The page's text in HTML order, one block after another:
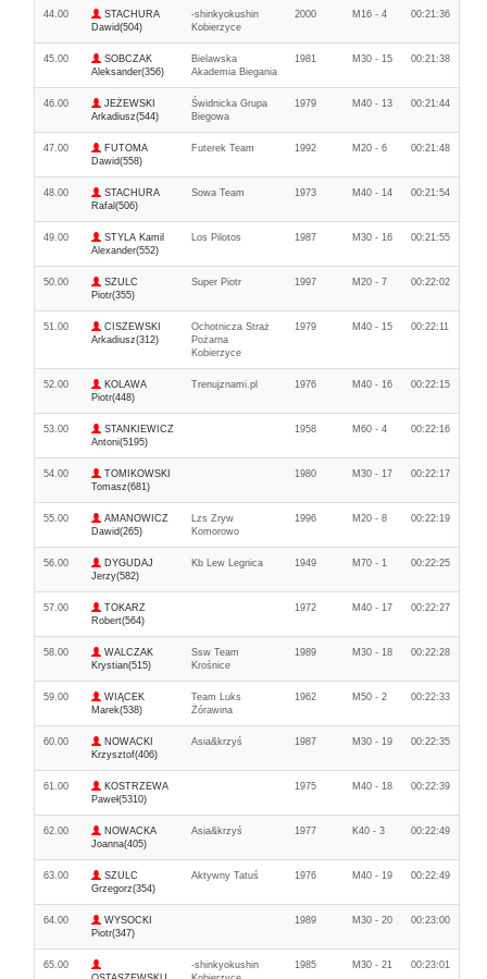
44.00
STACHURA
Dawid(504)
-shinkyokushin
Kobierzyce
2000 M16 - 4 00:21:36
45.00
SOBCZAK
Aleksander(356)
Bielawska
Akademia Biegania
1981 M30 - 15 00:21:38
46.00
JEŻEWSKI
Arkadiusz(544)
Świdnicka Grupa
Biegowa
1979 M40 - 13 00:21:44
47.00
FUTOMA
Dawid(558)
Futerek Team 1992 M20 - 6 00:21:48
48.00
STACHURA
Rafal(506)
Sowa Team 1973 M40 - 14 00:21:54
49.00
STYLA Kamil
Alexander(552)
Los Pilotos 1987 M30 - 16 00:21:55
50.00
SZULC
Piotr(355)
Super Piotr 1997 M20 - 7 00:22:02
51.00
CISZEWSKI
Arkadiusz(312)
Ochotnicza Straż
Pożarna
Kobierzyce
1979 M40 - 15 00:22:11
52.00
KOLAWA
Piotr(448)
Trenujznami.pl 1976 M40 - 16 00:22:15
53.00
STANKIEWICZ
Antoni(5195)
1958 M60 - 4 00:22:16
54.00
TOMIKOWSKI
Tomasz(681)
1980 M30 - 17 00:22:17
55.00
AMANOWICZ
Dawid(265)
Lzs Zryw
Komorowo
1996 M20 - 8 00:22:19
56.00
DYGUDAJ
Jerzy(582)
Kb Lew Legnica 1949 M70 - 1 00:22:25
57.00
TOKARZ
Robert(564)
1972 M40 - 17 00:22:27
58.00
WALCZAK
Krystian(515)
Ssw Team
Krośnice
1989 M30 - 18 00:22:28
59.00
WIĄCEK
Marek(538)
Team Luks
Żórawina
1962 M50 - 2 00:22:33
60.00
NOWACKI
Krzysztof(406)
Asia&krzyś 1987 M30 - 19 00:22:35
61.00
KOSTRZEWA
Paweł(5310)
1975 M40 - 18 00:22:39
62.00
NOWACKA
Joanna(405)
Asia&krzyś 1977 K40 - 3 00:22:49
63.00
SZULC
Grzegorz(354)
Aktywny Tatuś 1976 M40 - 19 00:22:49
64.00
WYSOCKI
Piotr(347)
1989 M30 - 20 00:23:00
65.00
-shinkyokushin
1985 M30 - 21 00:23:01